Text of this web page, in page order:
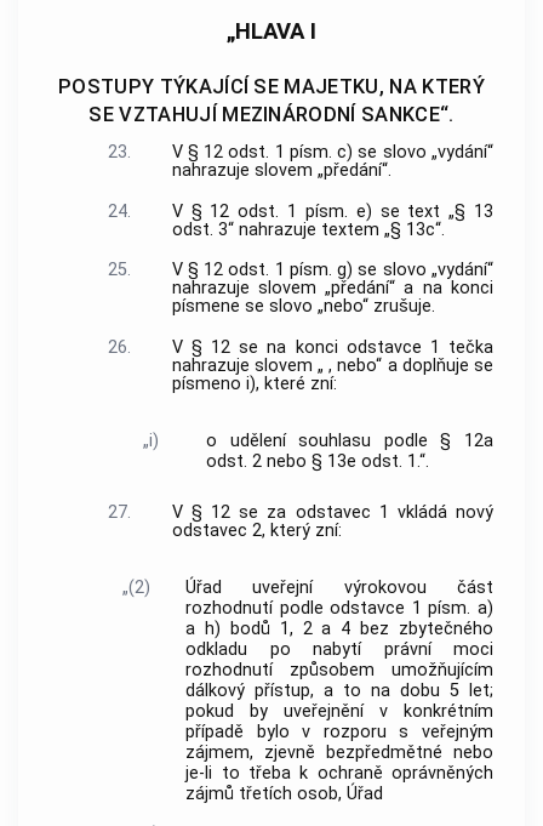
„HLAVA I
POSTUPY TÝKAJÍCÍ SE MAJETKU, NA KTERÝ
SE VZTAHUJÍ MEZINÁRODNÍ SANKCE“.
23.
V § 12 odst. 1 písm. c) se slovo „vydání“
nahrazuje slovem „předání“.
24.
V § 12 odst. 1 písm. e) se text „§ 13
odst. 3“ nahrazuje textem „§ 13c“.
25.
V § 12 odst. 1 písm. g) se slovo „vydání“
nahrazuje slovem „předání“ a na konci
písmene se slovo „nebo“ zrušuje.
26.
V § 12 se na konci odstavce 1 tečka
nahrazuje slovem „ , nebo“ a doplňuje se
písmeno i), které zní:
„i)
o udělení souhlasu podle § 12a
odst. 2 nebo § 13e odst. 1.“.
27.
V § 12 se za odstavec 1 vkládá nový
odstavec 2, který zní:
„(2)
Úřad uveřejní výrokovou část
rozhodnutí podle odstavce 1 písm. a)
a h) bodů 1, 2 a 4 bez zbytečného
odkladu po nabytí právní moci
rozhodnutí způsobem umožňujícím
dálkový přístup, a to na dobu 5 let;
pokud by uveřejnění v konkrétním
případě bylo v rozporu s veřejným
zájmem, zjevně bezpředmětné nebo
je-li to třeba k ochraně oprávněných
zájmů třetích osob, Úřad